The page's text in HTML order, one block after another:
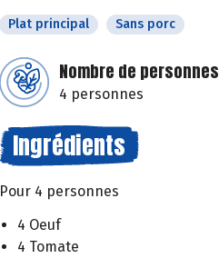
Plat principal Sans porc
Nombre de personnes
4 personnes
Ingrédients
Pour 4 personnes
4 Oeuf
4 Tomate